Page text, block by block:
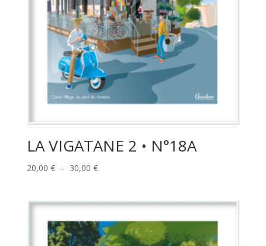
LA VIGATANE 2 • N°18A
20,00 € – 30,00 €Plage
20,00 €
à
30,00 €